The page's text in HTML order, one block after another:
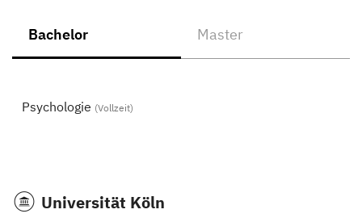
Bachelor Master
Psychologie (Vollzeit)
Universität Köln